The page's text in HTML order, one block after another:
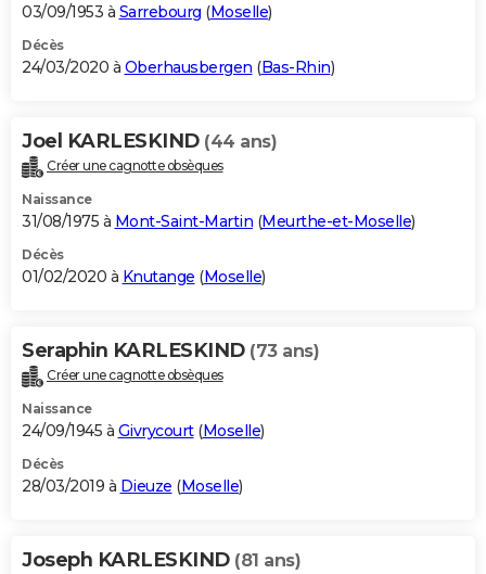
03/09/1953 à Sarrebourg (Moselle)
Décès
24/03/2020 à Oberhausbergen (Bas-Rhin)
Joel KARLESKIND (44 ans)
Créer une cagnotte obsèques
Naissance
31/08/1975 à Mont-Saint-Martin (Meurthe-et-Moselle)
Décès
01/02/2020 à Knutange (Moselle)
Seraphin KARLESKIND (73 ans)
Créer une cagnotte obsèques
Naissance
24/09/1945 à Givrycourt(Moselle)
Décès
28/03/2019 à Dieuze (Moselle)
Joseph KARLESKIND (81 ans)